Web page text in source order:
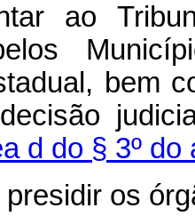
ao
bem
d do § 3º
os